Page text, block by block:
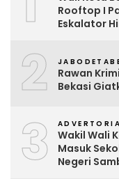
Rooftop I
Eskalator
2
Rawan
Bekasi
3
Wakil Wali
Masuk
Negeri